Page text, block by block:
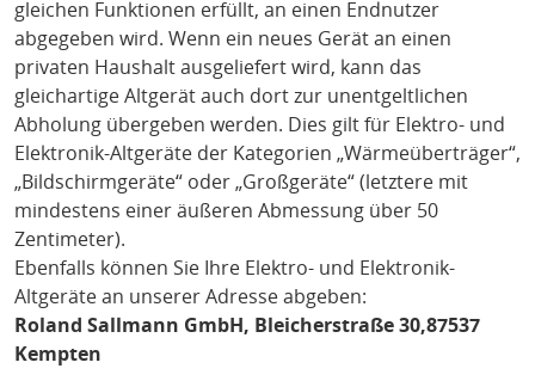
gleichen Funktionen erfüllt, an einen Endnutzer
abgegeben wird. Wenn ein neues Gerät an einen
privaten Haushalt ausgeliefert wird, kann das
gleichartige Altgerät auch dort zur unentgeltlichen
Abholung übergeben werden. Dies gilt für Elektro- und
Elektronik-Altgeräte der Kategorien „Wärmeüberträger“,
„Bildschirmgeräte“ oder „Großgeräte“ (letztere mit
mindestens einer äußeren Abmessung über 50
Zentimeter).
Ebenfalls können Sie Ihre Elektro- und Elektronik-
Altgeräte an unserer Adresse abgeben:
Roland Sallmann GmbH, Bleicherstraße 30,87537
Kempten